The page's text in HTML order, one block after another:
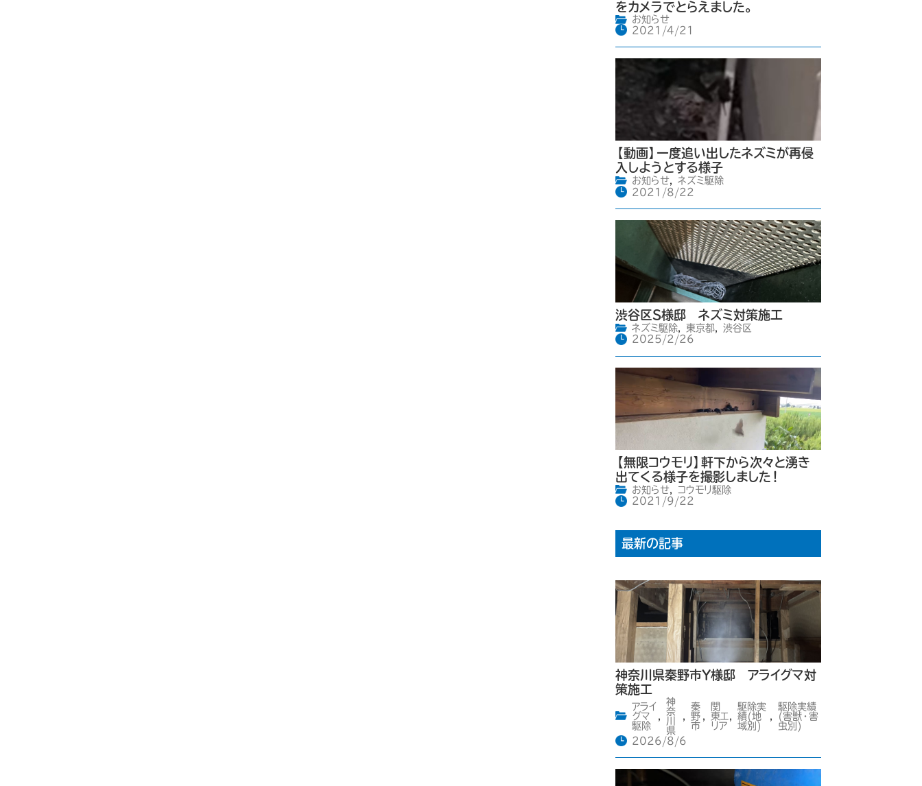
をカメラでとらえました。
お知らせ
2021/4/21
【動画】一度追い出したネズミが再侵
入しようとする様子
お知らせ,
ネズミ駆除
2021/8/22
渋谷区S様邸 ネズミ対策施工
ネズミ駆除, 東京都,
渋谷区
2025/2/26
【無限コウモリ】軒下から次々と湧き
出てくる様子を撮影しました！
お知らせ,
コウモリ駆除
2021/9/22
最新の記事
神奈川県秦野市Y様邸 アライグマ対
策施工
アライ
グマ
駆除
神
奈
川
県
秦
野
市
関
東エ
リア
駆除実
績(地
域別)
駆除実績
(害獣・害
虫別)
2026/8/6